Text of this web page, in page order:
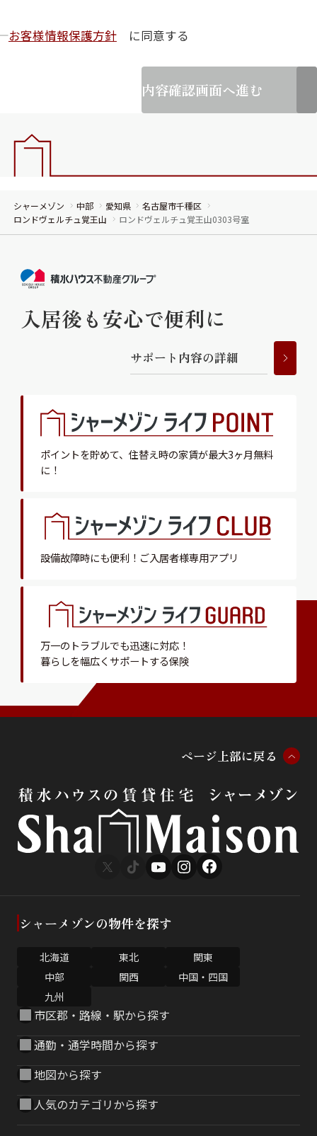
お客様情報保護方針 に同意する
内容確認画面へ進む
シャーメゾン 中部 愛知県
名古屋市千種区
ロンドヴェルチュ覚王山
ロンドヴェルチュ覚王山0303号室
入居後も安心で便利に
サポー ト 内容の詳細
ポイントを貯めて、 住替え時の家賃が最大3ヶ月無料
に！
設備故障時にも便利！ ご入居者様専用アプリ
万一のトラブルでも迅速に対応！
暮らしを幅広くサポートする保険
ページ 上部に戻る
シャーメゾンの物件を探す
北海道 東北
関東
中部
関西
中国・四国
九州
市区郡・路線・駅から探す
通勤・通学時間から探す
地図から探す
人気のカテゴリから探す